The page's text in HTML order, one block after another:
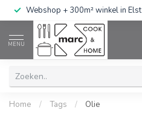
Webshop + 300m² winkel in Elst
MENU
Home / Tags / Olie